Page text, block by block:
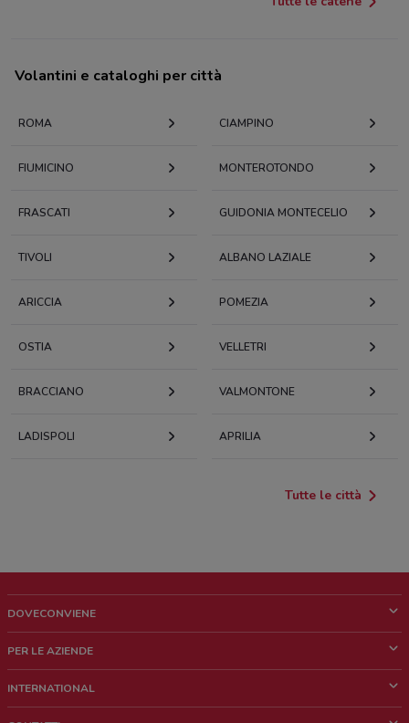
Volantini e cataloghi per città
ROMA CIAMPINO
FIUMICINO MONTEROTONDO
FRASCATI GUIDONIA MONTECELIO
TIVOLI ALBANO LAZIALE
ARICCIA POMEZIA
OSTIA VELLETRI
BRACCIANO VALMONTONE
LADISPOLI APRILIA
Tutte le città
DOVECONVIENE
Chi siamo
PER LE AZIENDE
Richieste commerciali e marketing
INTERNATIONAL